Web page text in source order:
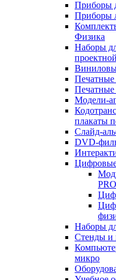
Приборы
Приборы
Физика
Наборы
Печатные
Печатные
Модели-
плакаты
Слайд-
DVD-
Цифровые
Наборы
Стенды и
микро